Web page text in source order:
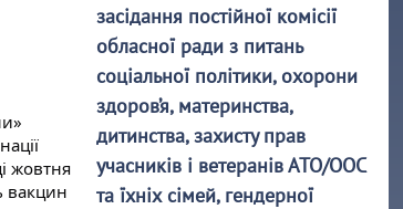
жовтня
вакцин
засідання постійної комісії
обласної ради з питань
соціальної політики, охорони
здоров’я, материнства,
дитинства, захисту прав
учасників і ветеранів АТО/ООС
та їхніх сімей, гендерної